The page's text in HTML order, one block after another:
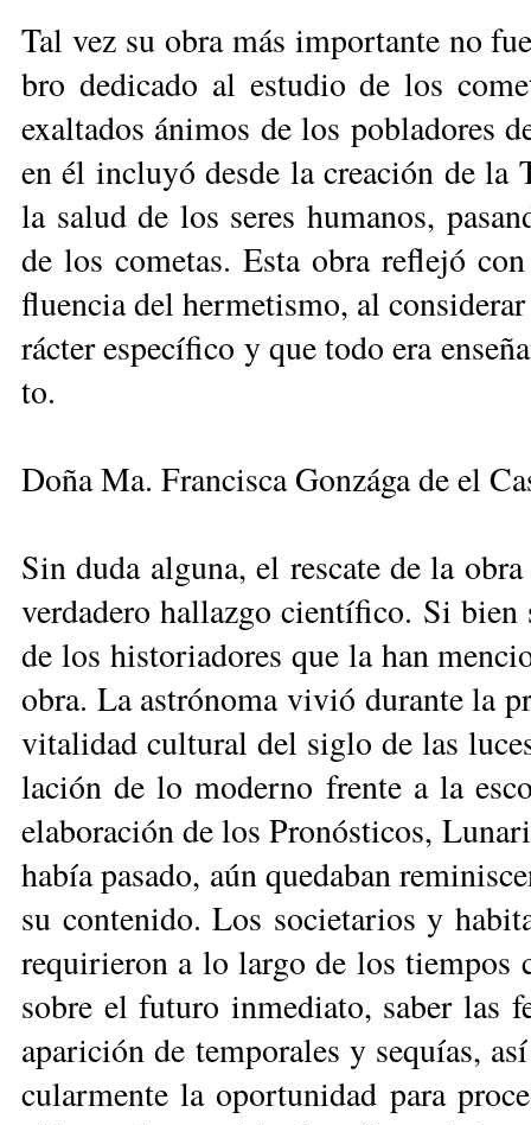
Tal vez su obra más im­por­tan­te no
bro de­di­ca­do al es­tu­dio de los
exal­ta­dos áni­mos de los po­bla­do­res
en él in­clu­yó des­de la crea­ción de la
la sa­lud de los se­res hu­ma­nos,
de los co­me­tas. Es­ta obra re­fle­jó
fluen­cia del her­me­tis­mo, al
rác­ter es­pe­cí­fi­co y que to­do era
to.
Doña Ma. Francisca Gonzága de el
Sin du­da al­gu­na, el res­ca­te de la
ver­da­de­ro ha­llaz­go cien­tí­fi­co. Si
de los his­to­ria­do­res que la han
obra. La as­tró­no­ma vi­vió du­ran­te la
vi­ta­li­dad cul­tu­ral del si­glo de las
la­ción de lo mo­der­no fren­te a la
ela­bo­ra­ción de los Pro­nós­ti­cos,
ha­bía pa­sa­do, aún que­da­ban
su con­te­ni­do. Los so­cie­ta­rios y
re­qui­rie­ron a lo lar­go de los tiem­pos
so­bre el fu­tu­ro in­me­dia­to, sa­ber las
apa­ri­ción de tem­po­ra­les y se­quías,
cu­lar­men­te la opor­tu­ni­dad pa­ra